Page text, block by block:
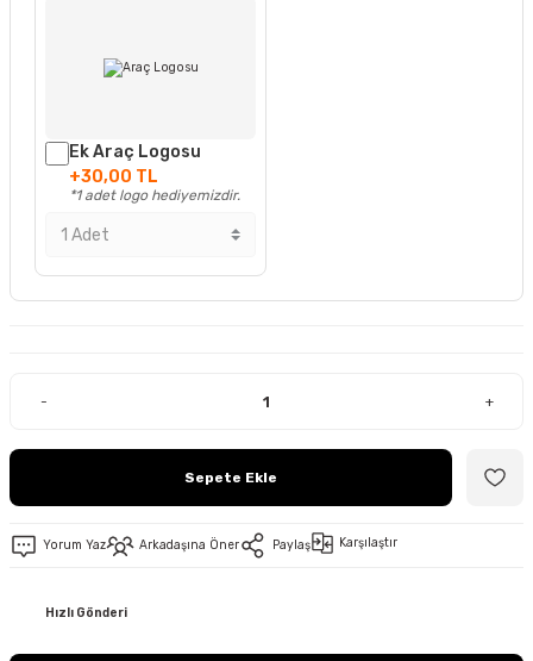
Ek Araç Logosu
+30,00 TL
*1 adet logo hediyemizdir.
- +
Sepete Ekle
Yorum Yaz Arkadaşına Öner Paylaş Karşılaştır
Hızlı Gönderi